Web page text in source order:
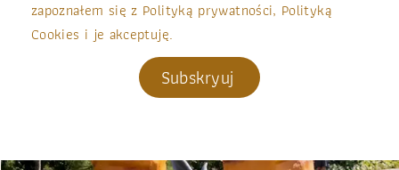
zapoznałem się z Polityką prywatności, Polityką
Cookies i je akceptuję.
Subskryuj